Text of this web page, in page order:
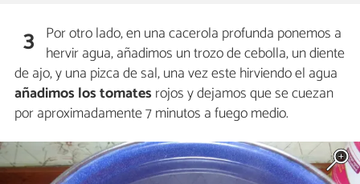
3 Por otro lado, en una cacerola profunda ponemos a
hervir agua, añadimos un trozo de cebolla, un diente
de ajo, y una pizca de sal, una vez este hirviendo el agua
añadimos los tomates rojos y dejamos que se cuezan
por aproximadamente 7 minutos a fuego medio.